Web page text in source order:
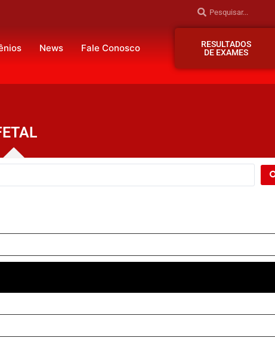
News Fale Conosco
RESULTADOS
DE EXAMES